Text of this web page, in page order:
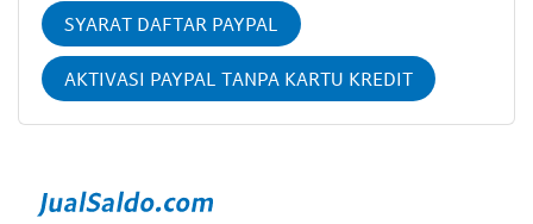
SYARAT DAFTAR PAYPAL
AKTIVASI PAYPAL TANPA KARTU KREDIT